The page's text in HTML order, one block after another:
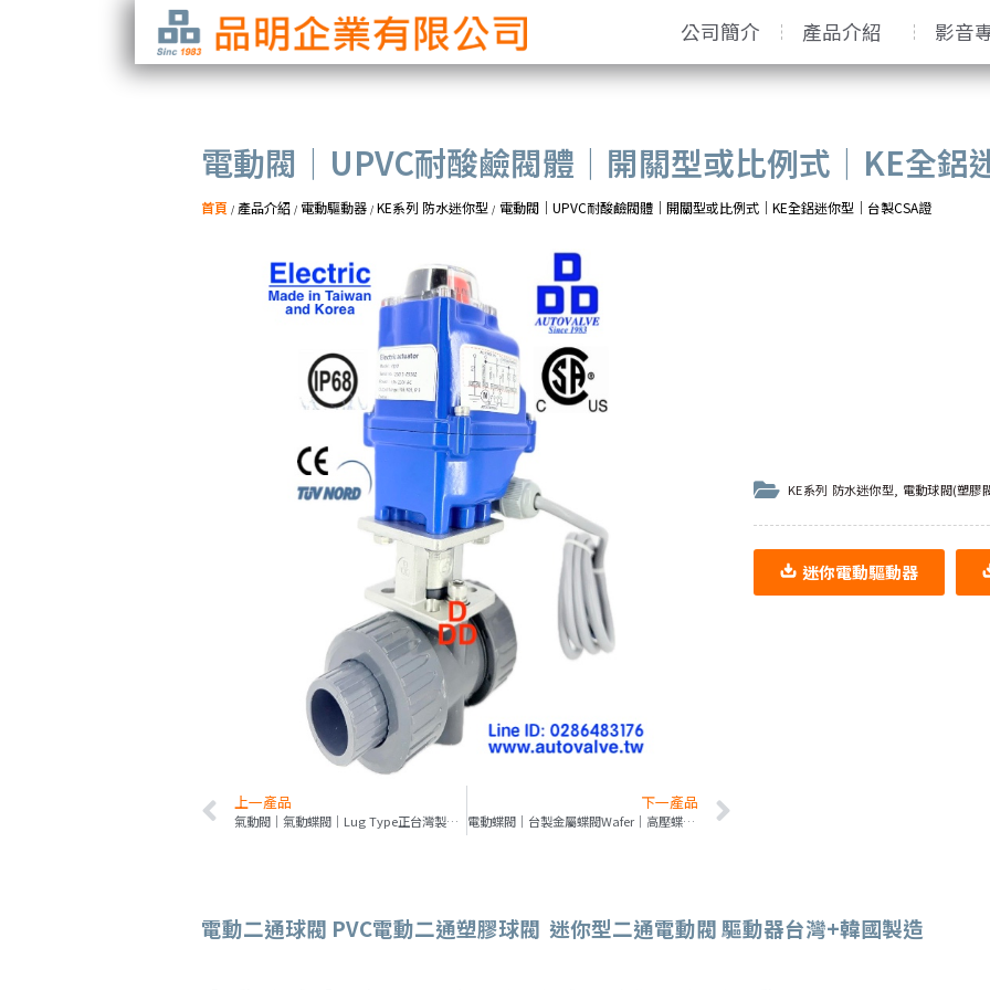
公司簡介 產品介紹 影音
電動閥｜UPVC耐酸鹼閥體｜開關型或比例式｜KE全鋁
首頁 / 產品介紹 / 電動驅動器 / KE系列 防水迷你型 / 電動閥｜UPVC耐酸鹼閥體｜開關型或比例式｜KE全鋁迷你型｜台製CSA證
上一產品
氣動閥｜氣動蝶閥｜Lug Type正台灣製｜防爆鋁合金氣缸驅動器AD
下一產品
電動蝶閥｜台製金屬蝶閥Wafer｜高壓蝶閥｜DM全鋁防水驅動器
KE系列 防水迷你型, 電動球閥(塑膠
迷你電動驅動器
電動二通球閥 PVC電動二通塑膠球閥 迷你型二通電動閥 驅動器台灣+韓國製造